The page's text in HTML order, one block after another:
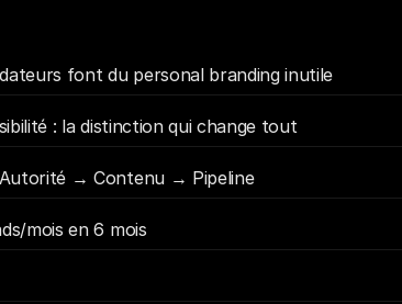
font du personal branding inutile
: la distinction qui change tout
→ Contenu → Pipeline
mois en 6 mois